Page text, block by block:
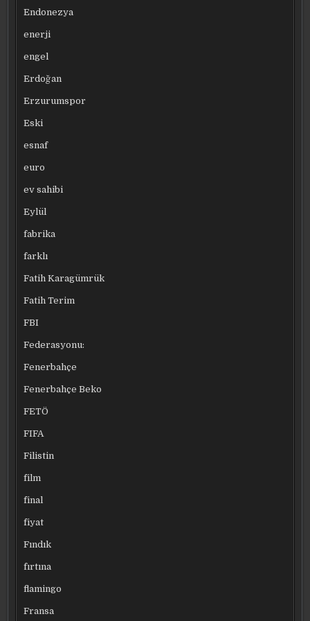
Endonezya
enerji
engel
Erdoğan
Erzurumspor
Eski
esnaf
euro
ev sahibi
Eylül
fabrika
farklı
Fatih Karagümrük
Fatih Terim
FBI
Federasyonu:
Fenerbahçe
Fenerbahçe Beko
FETÖ
FIFA
Filistin
film
final
fiyat
Fındık
fırtına
flamingo
Fransa